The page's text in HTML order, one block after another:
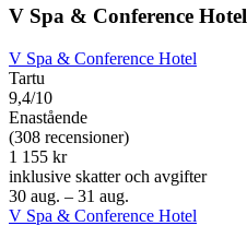
V Spa & Conference Hotel
V Spa & Conference Hotel
Tartu
9,4/10
Enastående
(308 recensioner)
1 155 kr
inklusive skatter och avgifter
30 aug. – 31 aug.
V Spa & Conference Hotel